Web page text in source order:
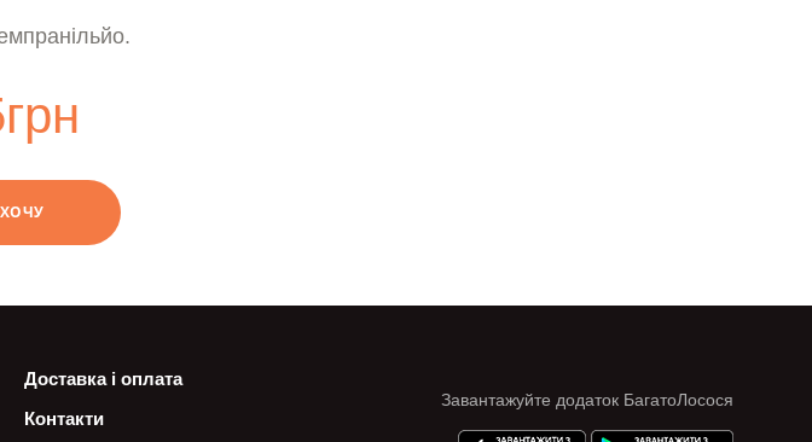
грн
ХОЧУ
Доставка і оплата
Контакти
Завантажуйте додаток БагатоЛосося